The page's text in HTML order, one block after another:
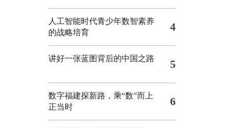
人工智能时代青少年数智素养
的战略培育
4
讲好一张蓝图背后的中国之路 5
数字福建探新路，乘“数”而上
正当时
6